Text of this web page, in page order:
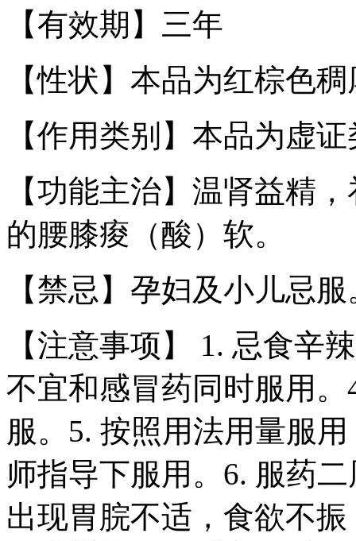
【有效期】 三年
【性状】 本品为红棕色
【作用类别】 本品为虚
【功能主治】温肾益精
的腰膝痠（酸）软。
【禁忌】孕妇及小儿忌服
【注意事项】
1. 忌食辛
不宜和感冒药同时服用。
服。 5. 按照用法用量服
师指导下服用。 6. 服药
出现胃脘不适，食欲不